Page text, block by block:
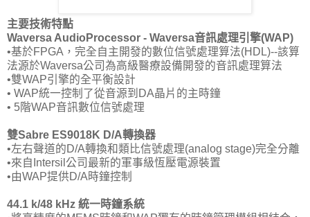
主要技術特點
Waversa AudioProcessor - Waversa音訊處理引擎(WAP)
•基於FPGA，完全自主開發的數位信號處理算法(HDL)--該算
法源於Waversa公司為高級醫療設備開發的音訊處理算法
•雙WAP引擎的全平衡設計
• WAP統一控制了從音源到DA晶片的主時鐘
• 5階WAP音訊數位信號處理
雙Sabre ES9018K D/A轉換器
•左右聲道的D/A轉換和類比信號處理(analog stage)完全分離
•來自Intersil公司最新的軍事級恆壓電源裝置
•由WAP提供D/A時鐘控制
44.1 k/48 kHz 統一時鐘系統